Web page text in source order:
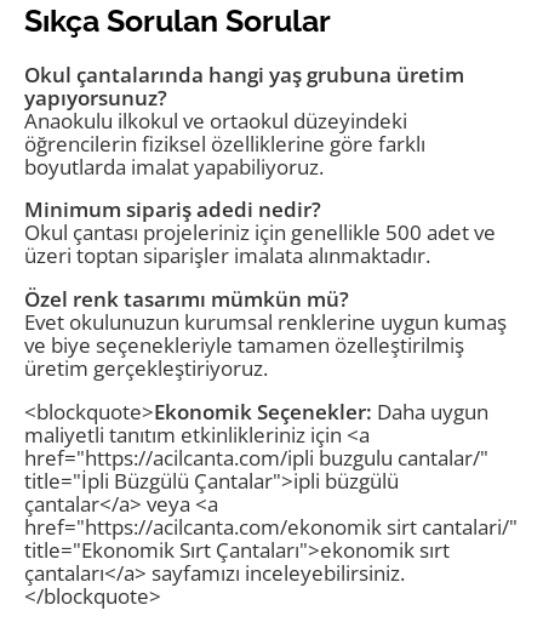
Sıkça Sorulan Sorular
Okul çantalarında hangi yaş grubuna üretim
yapıyorsunuz?
Anaokulu ilkokul ve ortaokul düzeyindeki
öğrencilerin fiziksel özelliklerine göre farklı
boyutlarda imalat yapabiliyoruz.
Minimum sipariş adedi nedir?
Okul çantası projeleriniz için genellikle 500 adet ve
üzeri toptan siparişler imalata alınmaktadır.
Özel renk tasarımı mümkün mü?
Evet okulunuzun kurumsal renklerine uygun kumaş
ve biye seçenekleriyle tamamen özelleştirilmiş
üretim gerçekleştiriyoruz.
<blockquote>Ekonomik Seçenekler: Daha uygun
maliyetli tanıtım etkinlikleriniz için <a
href="https://acilcanta.com/ipli buzgulu cantalar/"
title="İpli Büzgülü Çantalar">ipli büzgülü
çantalar</a> veya <a
href="https://acilcanta.com/ekonomik sirt cantalari/"
title="Ekonomik Sırt Çantaları">ekonomik sırt
çantaları</a> sayfamızı inceleyebilirsiniz.
</blockquote>